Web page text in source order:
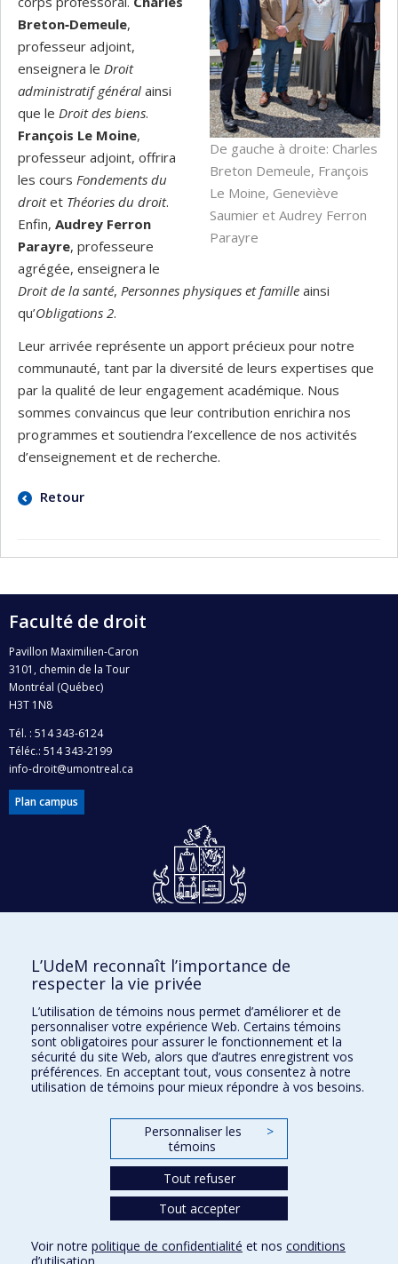
De gauche à droite: Charles
Breton Demeule, François
Le Moine, Geneviève
Saumier et Audrey Ferron
Parayre
Breton‑Demeule,
professeur adjoint,
enseignera le Droit
administratif général ainsi
que le Droit des biens.
François Le Moine,
professeur adjoint, offrira
les cours Fondements du
droitet Théories du droit.
Enfin, Audrey Ferron
Parayre, professeure
agrégée, enseignera le
Droit de la santé, Personnes physiques et famille ainsi
qu’Obligations 2.
Leur arrivée représente un apport précieux pour notre
communauté, tant par la diversité de leurs expertises que
par la qualité de leur engagement académique. Nous
sommes convaincus que leur contribution enrichira nos
programmes et soutiendra l’excellence de nos activités
d’enseignement et de recherche.
Retour
Faculté de droit
Pavillon Maximilien-Caron
3101, chemin de la Tour
Montréal (Québec)
H3T 1N8
Tél. : 514 343-6124
Téléc.: 514 343-2199
info-droit@umontreal.ca
Plan campus
Accès protégé
Facebook|Twitter
LinkedIn|Instagram
Conditions d’utilisation
L’UdeM reconnaît l’importance de
respecter la vie privée
L’utilisation de témoins nous permet d’améliorer et de
personnaliser votre expérience Web. Certains témoins
sont obligatoires pour assurer le fonctionnement et la
sécurité du site Web, alors que d’autres enregistrent vos
préférences. En acceptant tout, vous consentez à notre
utilisation de témoins pour mieux répondre à vos besoins.
Personnaliser les
témoins
>
Tout refuser
Tout accepter
Voir notre politique de confidentialité et nos conditions